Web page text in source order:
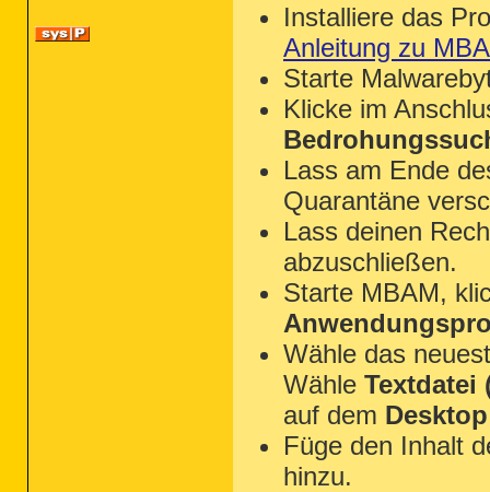
Installiere das
Anleitung zu
Starte
Klicke im
Lass am Ende
Quarantäne
Lass deinen
abzuschließen.
Starte MBAM,
Wähle das
Wähle Textdatei
auf dem Desktop
Füge den Inhalt
hinzu.